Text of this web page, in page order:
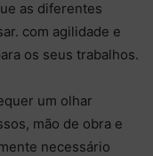
as diferentes
com agilidade e
os seus trabalhos.
um olhar
mão de obra e
necessário